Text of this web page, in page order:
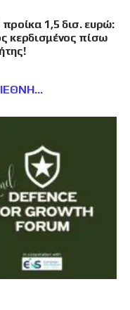
προίκα 1,5 δισ. ευρώ:
κερδισμένος πίσω